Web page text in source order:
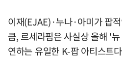
이재(EJAE)·누나·아미가 팝
큼, 르세라핌은 사실상 올해 '
연하는 유일한 K-팝 아티스트